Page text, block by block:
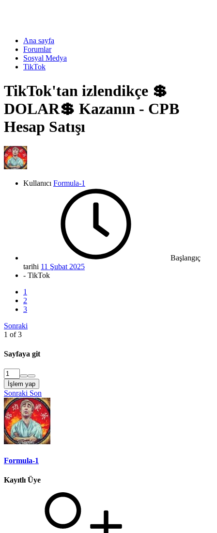
Ana sayfa
Forumlar
Sosyal Medya
TikTok
TikTok'tan izlendikçe 💲
DOLAR💲 Kazanın - CPB
Hesap Satışı
Kullanıcı Formula-1
Başlangıç
tarihi 11 Şubat 2025
- TikTok
1
2
3
Sonraki
1 of 3
Sayfaya git
İşlem yap
Sonraki Son
Formula-1
Kayıtlı Üye